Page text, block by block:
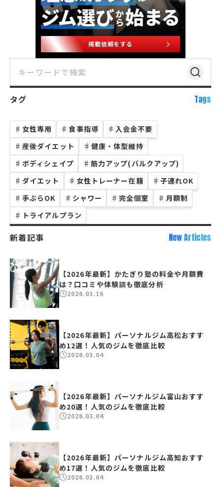
掲載依頼をする
タグ Tags
♯ 女性専用 ♯ 食事指導 ♯ 入会金不要
♯ 産後ダイエット ♯ 健康・体型維持
♯ ボディシェイプ ♯ 筋力アップ(バルクアップ)
♯ ダイエット ♯ 女性トレーナー在籍 ♯ 子連れOK
♯ 手ぶらOK ♯ シャワー ♯ 完全個室 ♯ 月額制
♯ トライアルプラン
新着記事 New Articles
【2026年最新】かたぎり塾の料金や月額費
は？口コミや体験談も徹底分析
2026.03.16
【2026年最新】パーソナルジム高松おすす
め12選！人気のジムを徹底比較
2026.03.04
【2026年最新】パーソナルジム富山おすす
め20選！人気のジムを徹底比較
2026.03.04
【2026年最新】パーソナルジム高知おすす
め17選！人気のジムを徹底比較
2026.03.04